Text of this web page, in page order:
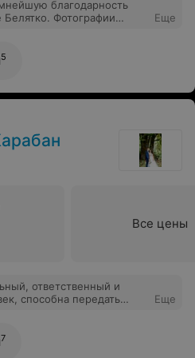
благодарность
Белятко. Фотографии
что было холодно.
порадовал
рекомендую!! Не
они
дела))
Еще
5
Все цены
ответственный и
способна передать
а главное - осталась
Спасибо Вам большое!
Еще
7